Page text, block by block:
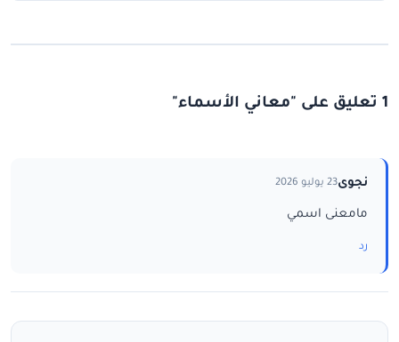
1 تعليق على "معاني الأسماء"
نجوى23 يوليو 2026
مامعنى اسمي
رد